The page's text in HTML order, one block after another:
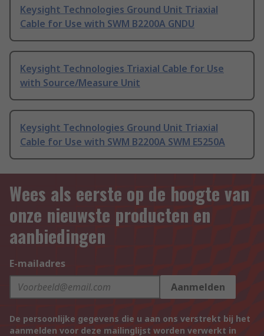
Keysight Technologies Ground Unit Triaxial
Cable for Use with SWM B2200A GNDU
Keysight Technologies Triaxial Cable for Use
with Source/Measure Unit
Keysight Technologies Ground Unit Triaxial
Cable for Use with SWM B2200A SWM E5250A
Wees als eerste op de hoogte van
onze nieuwste producten en
aanbiedingen
E-mailadres
Aanmelden
De persoonlijke gegevens die u aan ons verstrekt bij het
aanmelden voor deze mailinglijst worden verwerkt in